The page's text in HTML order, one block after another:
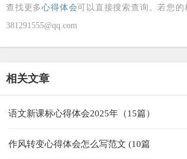
查找更多心得体会可以直接搜索查询。若您
381291555@qq.com
相关文章
语文新课标心得体会2025年（15篇）
作风转变心得体会怎么写范文 (10篇